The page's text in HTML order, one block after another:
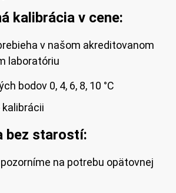
kalibrácia v cene:
v našom akreditovanom
laboratóriu
bodov 0, 4, 6, 8, 10 °C
bez starostí:
na potrebu opätovnej